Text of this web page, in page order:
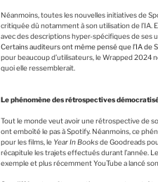
Néanmoins, toutes les nouvelles initiatives de
critiquée dû notamment à son utilisation de
avec des descriptions hyper-spécifiques de ses
Certains auditeurs ont même pensé que l’IA de
pour beaucoup d’utilisateurs, le Wrapped 2024
quoi elle ressemblerait.
Le phénomène des rétrospectives
Tout le monde veut avoir une rétrospective de
ont emboîté le pas à Spotify. Néanmoins, ce
pour les films, le Year In Booksde Goodreads
récapitule les trajets effectués durant l’année.
exemple et plus récemment YouTube a lancé